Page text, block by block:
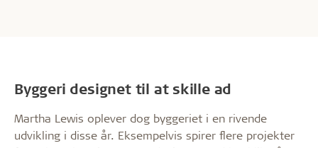
Byggeri designet til at skille ad
Martha Lewis oplever dog byggeriet i en rivende
udvikling i disse år. Eksempelvis spirer flere projekter